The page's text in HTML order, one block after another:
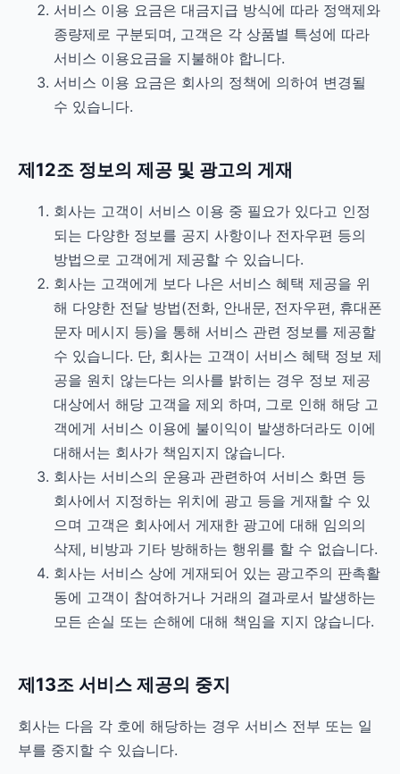
서비스 이용 요금은 대금지급 방식에 따라 정액제와
종량제로 구분되며, 고객은 각 상품별 특성에 따라
서비스 이용요금을 지불해야 합니다.
서비스 이용 요금은 회사의 정책에 의하여 변경될
수 있습니다.
제12조 정보의 제공 및 광고의 게재
회사는 고객이 서비스 이용 중 필요가 있다고 인정
되는 다양한 정보를 공지 사항이나 전자우편 등의
방법으로 고객에게 제공할 수 있습니다.
회사는 고객에게 보다 나은 서비스 혜택 제공을 위
해 다양한 전달 방법(전화, 안내문, 전자우편, 휴대폰
문자 메시지 등)을 통해 서비스 관련 정보를 제공할
수 있습니다. 단, 회사는 고객이 서비스 혜택 정보 제
공을 원치 않는다는 의사를 밝히는 경우 정보 제공
대상에서 해당 고객을 제외 하며, 그로 인해 해당 고
객에게 서비스 이용에 불이익이 발생하더라도 이에
대해서는 회사가 책임지지 않습니다.
회사는 서비스의 운용과 관련하여 서비스 화면 등
회사에서 지정하는 위치에 광고 등을 게재할 수 있
으며 고객은 회사에서 게재한 광고에 대해 임의의
삭제, 비방과 기타 방해하는 행위를 할 수 없습니다.
회사는 서비스 상에 게재되어 있는 광고주의 판촉활
동에 고객이 참여하거나 거래의 결과로서 발생하는
모든 손실 또는 손해에 대해 책임을 지지 않습니다.
제13조 서비스 제공의 중지
회사는 다음 각 호에 해당하는 경우 서비스 전부 또는 일
부를 중지할 수 있습니다.